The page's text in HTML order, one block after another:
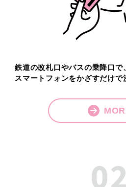
鉄道の改札口やバスの乗降口で、
スマートフォンをかざすだけで
02